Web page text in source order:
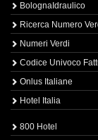
BolognaIdraulico
Ricerca Numero
Numeri Verdi
Codice Univoco
Onlus Italiane
Hotel Italia
800 Hotel